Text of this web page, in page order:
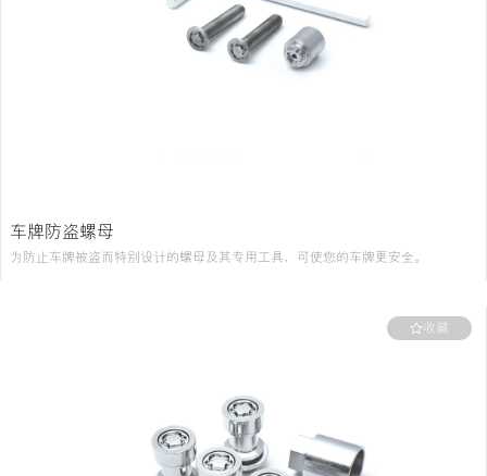
登录
车牌防盗螺母
为防止车牌被盗而特别设计的螺母及其专用工具，可使您的车牌更安全。
收藏